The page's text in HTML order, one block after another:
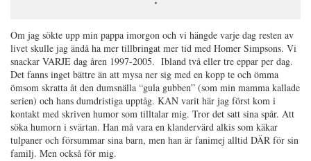
Om jag sökte upp min pappa imorgon och vi hängde varje dag resten av
livet skulle jag ändå ha mer tillbringat mer tid med Homer Simpsons. Vi
snackar VARJE dag åren 1997-2005. Ibland två eller tre eppar per dag.
Det fanns inget bättre än att mysa ner sig med en kopp te och ömma
ömsom skratta åt den dumsnälla “gula gubben” (som min mamma kallade
serien) och hans dumdristiga upptåg. KAN varit här jag först kom i
kontakt med skriven humor som tilltalar mig. Tror det satt sina spår. Att
söka humorn i svärtan. Han må vara en klandervärd alkis som käkar
tulpaner och försummar sina barn, men han är fanimej alltid DÄR för sin
familj. Men också för mig.